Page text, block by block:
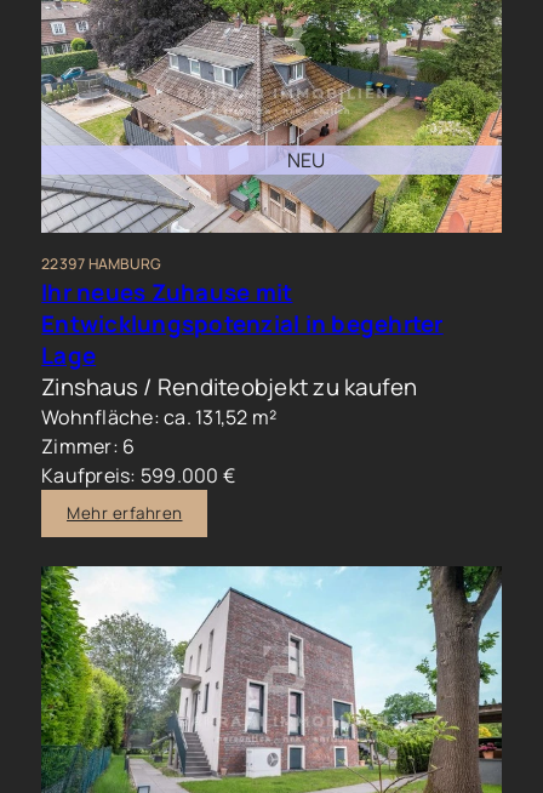
NEU
22397 HAMBURG
Ihr neues Zuhause mit
Entwicklungspotenzial in begehrter
Lage
Zinshaus / Renditeobjekt zu kaufen
Wohnfläche: ca. 131,52 m²
Zimmer: 6
Kaufpreis: 599.000 €
Mehr erfahren